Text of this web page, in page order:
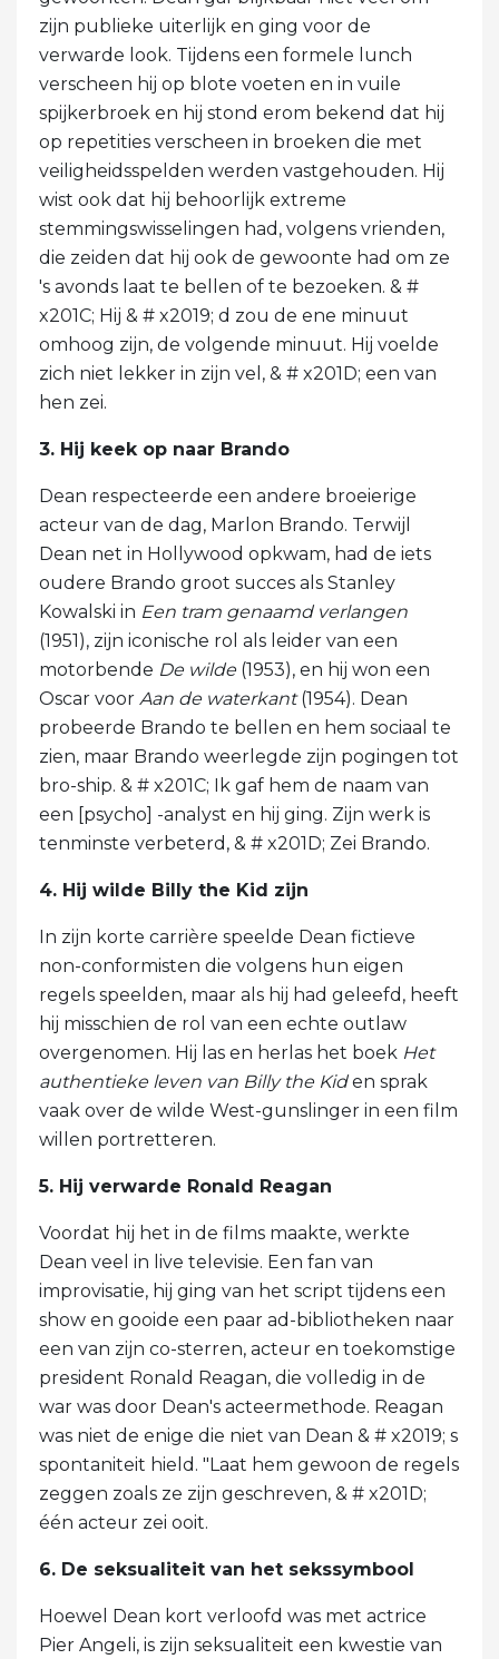
zijn publieke uiterlijk en ging voor de
verwarde look. Tijdens een formele lunch
verscheen hij op blote voeten en in vuile
spijkerbroek en hij stond erom bekend dat hij
op repetities verscheen in broeken die met
veiligheidsspelden werden vastgehouden. Hij
wist ook dat hij behoorlijk extreme
stemmingswisselingen had, volgens vrienden,
die zeiden dat hij ook de gewoonte had om ze
's avonds laat te bellen of te bezoeken. & #
x201C; Hij & # x2019; d zou de ene minuut
omhoog zijn, de volgende minuut. Hij voelde
zich niet lekker in zijn vel, & # x201D; een van
hen zei.
3. Hij keek op naar Brando
Dean respecteerde een andere broeierige
acteur van de dag, Marlon Brando. Terwijl
Dean net in Hollywood opkwam, had de iets
oudere Brando groot succes als Stanley
Kowalski in Een tram genaamd verlangen
(1951), zijn iconische rol als leider van een
motorbende De wilde(1953), en hij won een
Oscar voor Aan de waterkant(1954). Dean
probeerde Brando te bellen en hem sociaal te
zien, maar Brando weerlegde zijn pogingen tot
bro-ship. & # x201C; Ik gaf hem de naam van
een [psycho] -analyst en hij ging. Zijn werk is
tenminste verbeterd, & # x201D; Zei Brando.
4. Hij wilde Billy the Kid zijn
In zijn korte carrière speelde Dean fictieve
non-conformisten die volgens hun eigen
regels speelden, maar als hij had geleefd, heeft
hij misschien de rol van een echte outlaw
overgenomen. Hij las en herlas het boek Het
authentieke leven van Billy the Kiden sprak
vaak over de wilde West-gunslinger in een film
willen portretteren.
5. Hij verwarde Ronald Reagan
Voordat hij het in de films maakte, werkte
Dean veel in live televisie. Een fan van
improvisatie, hij ging van het script tijdens een
show en gooide een paar ad-bibliotheken naar
een van zijn co-sterren, acteur en toekomstige
president Ronald Reagan, die volledig in de
war was door Dean's acteermethode. Reagan
was niet de enige die niet van Dean & # x2019; s
spontaniteit hield. "Laat hem gewoon de regels
zeggen zoals ze zijn geschreven, & # x201D;
één acteur zei ooit.
6. De seksualiteit van het sekssymbool
Hoewel Dean kort verloofd was met actrice
Pier Angeli, is zijn seksualiteit een kwestie van